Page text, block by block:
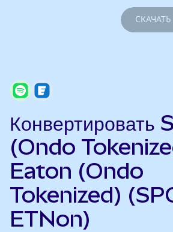
СКАЧАТЬ
(Ondo
Eaton (Ondo
Tokenized)
ETNon)